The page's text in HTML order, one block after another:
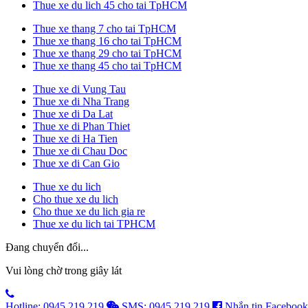
Thue xe du lich 45 cho tai TpHCM
Thue xe thang 7 cho tai TpHCM
Thue xe thang 16 cho tai TpHCM
Thue xe thang 29 cho tai TpHCM
Thue xe thang 45 cho tai TpHCM
Thue xe di Vung Tau
Thue xe di Nha Trang
Thue xe di Da Lat
Thue xe di Phan Thiet
Thue xe di Ha Tien
Thue xe di Chau Doc
Thue xe di Can Gio
Thue xe du lich
Cho thue xe du lich
Cho thue xe du lich gia re
Thue xe du lich tai TPHCM
Đang chuyển đổi...
Vui lòng chờ trong giây lát